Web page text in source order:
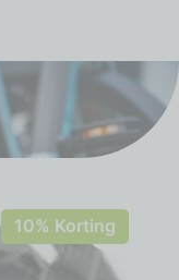
10% Korting